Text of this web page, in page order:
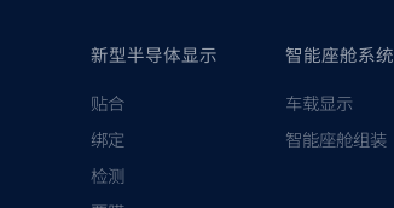
新型半导体显示
贴合
绑定
检测
智能座舱系统
车载显示
智能座舱组装